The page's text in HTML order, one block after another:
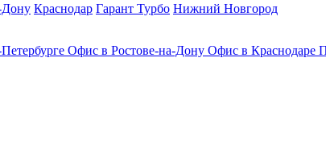
Дону Краснодар Гарант Турбо Нижний Новгород
Офис в Ростове-на-Дону Офис в Краснодаре